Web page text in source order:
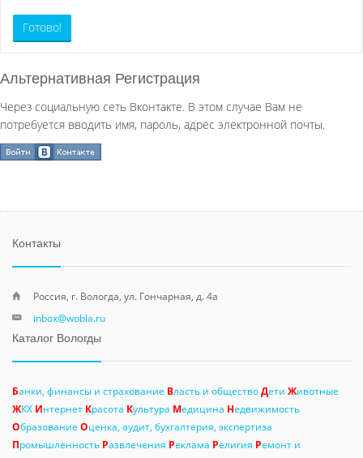
Готово!
Альтернативная Регистрация
Через социальную сеть Вконтакте. В этом случае Вам не
потребуется вводить имя, пароль, адрес электронной почты.
Контакты
Россия, г. Вологда, ул. Гончарная, д. 4а
inbox@wobla.ru
Каталог Вологды
Банки, финансы и страхование Власть и обществоДети Животные
ЖКХ Интернет Красота Культура Медицина Недвижимость
Образование Оценка, аудит, бухгалтерия, экспертиза
Промышленность Развлечения Реклама Религия Ремонт и